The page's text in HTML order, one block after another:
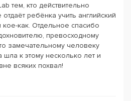
тем, кто действительно
отдаёт ребёнка учить английский
как. Отдельное спасибо
превосходному
замечательному человеку
к этому несколько лет и
всяких похвал!